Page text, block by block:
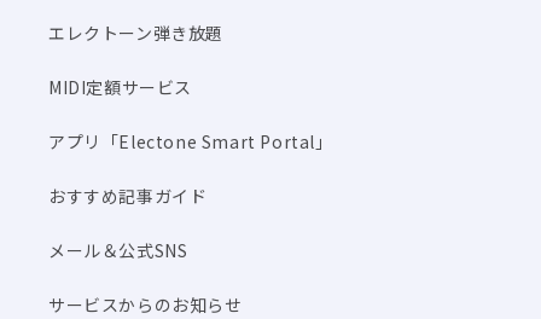
エレクトーン弾き放題
MIDI定額サービス
アプリ「Electone Smart Portal」
おすすめ記事ガイド
メール＆公式SNS
サービスからのお知らせ